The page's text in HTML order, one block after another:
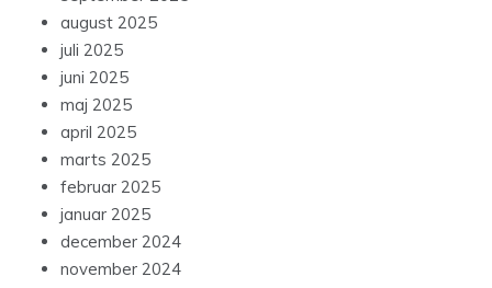
juli 2025
juni 2025
maj 2025
april 2025
marts 2025
februar 2025
januar 2025
december 2024
november 2024
oktober 2024